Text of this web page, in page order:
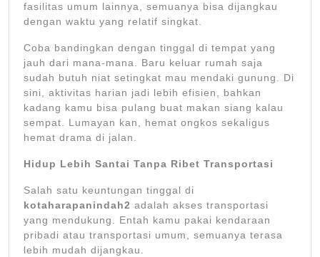
fasilitas umum lainnya, semuanya bisa dijangkau
dengan waktu yang relatif singkat.
Coba bandingkan dengan tinggal di tempat yang
jauh dari mana-mana. Baru keluar rumah saja
sudah butuh niat setingkat mau mendaki gunung. Di
sini, aktivitas harian jadi lebih efisien, bahkan
kadang kamu bisa pulang buat makan siang kalau
sempat. Lumayan kan, hemat ongkos sekaligus
hemat drama di jalan.
Hidup Lebih Santai Tanpa Ribet Transportasi
Salah satu keuntungan tinggal di
kotaharapanindah2 adalah akses transportasi
yang mendukung. Entah kamu pakai kendaraan
pribadi atau transportasi umum, semuanya terasa
lebih mudah dijangkau.